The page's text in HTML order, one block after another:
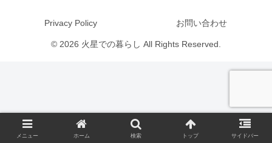
Privacy Policy お問い合わせ
© 2026 火星での暮らし All Rights Reserved.
メニュー ホーム 検索 トップ サイドバー